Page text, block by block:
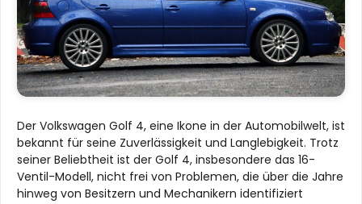
Der Volkswagen Golf 4, eine Ikone in der Automobilwelt, ist
bekannt für seine Zuverlässigkeit und Langlebigkeit. Trotz
seiner Beliebtheit ist der Golf 4, insbesondere das 16-
Ventil-Modell, nicht frei von Problemen, die über die Jahre
hinweg von Besitzern und Mechanikern identifiziert